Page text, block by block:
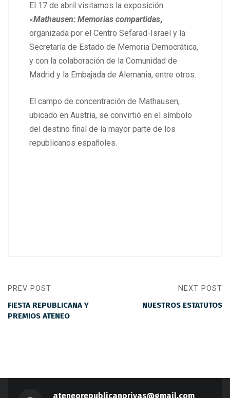
El 17 de abril visitamos la exposición
«Mathausen: Memorias compartidas,
organizada por el Centro Sefarad-Israel y la
Secretaría de Estado de Memoria Democrática,
y con la colaboración de la Comunidad de
Madrid y la Embajada de Alemania, entre otros.
El campo de concentración de Mathausen,
ubicado en Austria, se convirtió en el símbolo
del destino final de la mayor parte de los
republicanos españoles.
PREV POST
FIESTA REPUBLICANA Y
PREMIOS ATENEO
NEXT POST
NUESTROS ESTATUTOS
ateneorepublicanorivas@gmail.com